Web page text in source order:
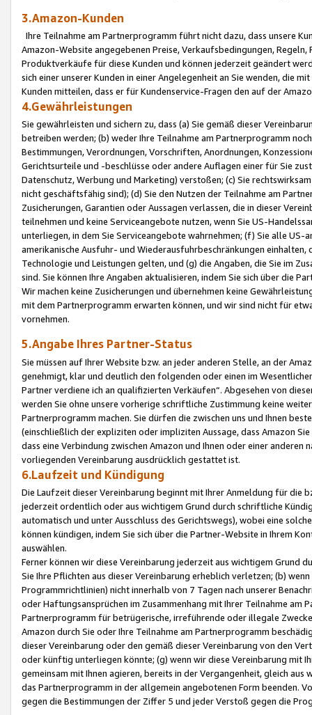
3.Amazon-Kunden
Ihre Teilnahme am Partnerprogramm führt nicht dazu, dass unsere
Amazon-Website angegebenen Preise, Verkaufsbedingungen,
Produktverkäufe für diese Kunden und können jederzeit geändert
sich einer unserer Kunden in einer Angelegenheit an Sie wenden, die
Kunden mitteilen, dass er für Kundenservice-Fragen den auf der
4.Gewährleistungen
Sie gewährleisten und sichern zu, dass (a) Sie gemäß dieser
betreiben werden; (b) weder Ihre Teilnahme am Partnerprogramm
Bestimmungen, Verordnungen, Vorschriften, Anordnungen,
Gerichtsurteile und -beschlüsse oder andere Auflagen einer für Sie
Datenschutz, Werbung und Marketing) verstoßen; (c) Sie
nicht geschäftsfähig sind); (d) Sie den Nutzen der Teilnahme am
Zusicherungen, Garantien oder Aussagen verlassen, die in dieser
teilnehmen und keine Serviceangebote nutzen, wenn Sie US-
unterliegen, in dem Sie Serviceangebote wahrnehmen; (f) Sie alle
amerikanische Ausfuhr- und Wiederausfuhrbeschränkungen
Technologie und Leistungen gelten, und (g) die Angaben, die Sie im
sind. Sie können Ihre Angaben aktualisieren, indem Sie sich über die
Wir machen keine Zusicherungen und übernehmen keine
mit dem Partnerprogramm erwarten können, und wir sind nicht für
vornehmen.
5.Angabe Ihres Partner-Status
Sie müssen auf Ihrer Website bzw. an jeder anderen Stelle, an der
genehmigt, klar und deutlich den folgenden oder einen im
Partner verdiene ich an qualifizierten Verkäufen“. Abgesehen von
werden Sie ohne unsere vorherige schriftliche Zustimmung keine
Partnerprogramm machen. Sie dürfen die zwischen uns und Ihnen
(einschließlich der expliziten oder impliziten Aussage, dass Amazon
dass eine Verbindung zwischen Amazon und Ihnen oder einer
vorliegenden Vereinbarung ausdrücklich gestattet ist.
6.Laufzeit und Kündigung
Die Laufzeit dieser Vereinbarung beginnt mit Ihrer Anmeldung für die
jederzeit ordentlich oder aus wichtigem Grund durch schriftliche
automatisch und unter Ausschluss des Gerichtswegs), wobei eine
können kündigen, indem Sie sich über die Partner-Website in Ihrem
auswählen.
Ferner können wir diese Vereinbarung jederzeit aus wichtigem Grund
Sie Ihre Pflichten aus dieser Vereinbarung erheblich verletzen; (b)
Programmrichtlinien) nicht innerhalb von 7 Tagen nach unserer
oder Haftungsansprüchen im Zusammenhang mit Ihrer Teilnahme am
Partnerprogramm für betrügerische, irreführende oder illegale
Amazon durch Sie oder Ihre Teilnahme am Partnerprogramm
dieser Vereinbarung oder den gemäß dieser Vereinbarung von den
oder künftig unterliegen könnte; (g) wenn wir diese Vereinbarung mit
gemeinsam mit Ihnen agieren, bereits in der Vergangenheit, gleich
das Partnerprogramm in der allgemein angebotenen Form beenden.
gegen die Bestimmungen der Ziffer 5 und jeder Verstoß gegen die